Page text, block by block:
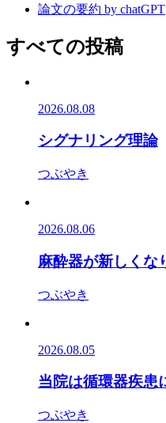
論文の要約 by chatGPT
すべての投稿
2026.08.08
シグナリング理論
つぶやき
2026.08.06
麻酔器が新しくな
つぶやき
2026.08.05
当院は循環器疾患
つぶやき